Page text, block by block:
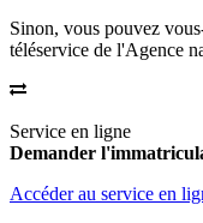
Sinon, vous pouvez
téléservice de l'Agence
Service en ligne
Demander
Accéder au service en